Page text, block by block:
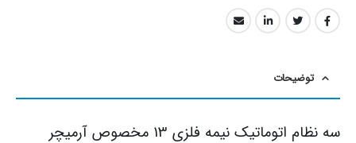
توضیحات
سه نظام اتوماتیک نیمه فلزی 13 مخصوص آرمیچر